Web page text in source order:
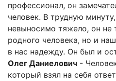
профессионал, он
человек. В трудную
невыносимо тяжело, он не
родного человека, но и
в нас надежду. Он был и
Олег Даниелович -
который взял на себя